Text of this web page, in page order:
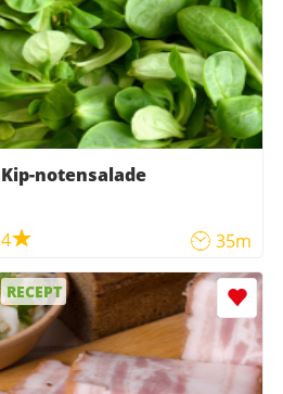
Kip-notensalade
4 35m
RECEPT